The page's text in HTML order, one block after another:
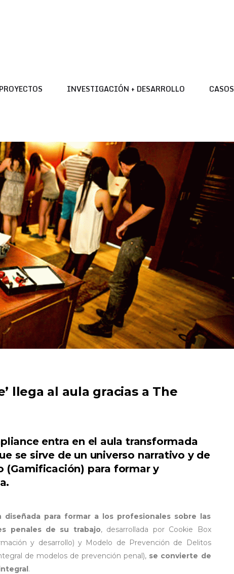
PROYECTOS INVESTIGACIÓN + DESARROLLO CASOS
llega al aula gracias a The
entra en el aula transformada
se sirve de un universo narrativo y de
(Gamificación) para formar y
diseñada para formar a los profesionales sobre las
penales de su trabajo, desarrollada por Cookie Box
y desarrollo) y Modelo de Prevención de Delitos
de modelos de prevención penal), se convierte de
.